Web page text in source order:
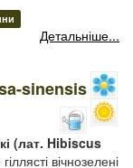
Детальніше...
sinensis
(лат. Hibiscus
вічнозелені